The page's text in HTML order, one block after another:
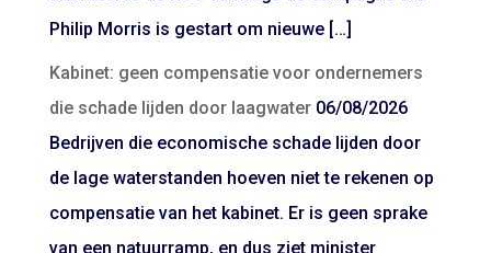
Philip Morris is gestart om nieuwe […]
Kabinet: geen compensatie voor ondernemers
die schade lijden door laagwater 06/08/2026
Bedrijven die economische schade lijden door
de lage waterstanden hoeven niet te rekenen op
compensatie van het kabinet. Er is geen sprake
van een natuurramp, en dus ziet minister